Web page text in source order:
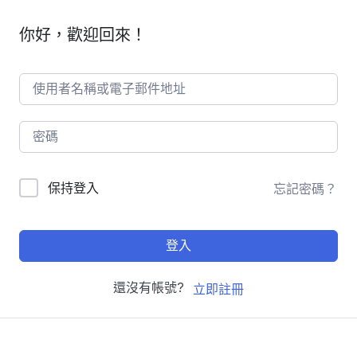
你好，歡迎回來！
保持登入 忘記密碼？
登入
還沒有帳號? 立即註冊